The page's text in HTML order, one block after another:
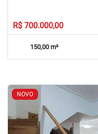
R$ 700.000,00
150,00 m²
NOVO